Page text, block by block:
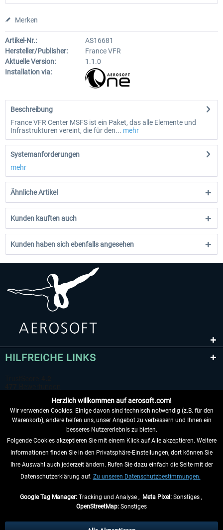
Merken
Artikel-Nr.:
AS16681
Hersteller/Publisher:
France VFR
Aktuelle Version:
1.1.0
Installation via:
Beschreibung
France VFR Center MSFS ist ein Paket, das alle Elemente und
Infrastrukturen vereint, die für den... mehr
Systemanforderungen
mehr
Ähnliche Artikel
Kunden kauften auch
Kunden haben sich ebenfalls angesehen
HILFREICHE LINKS
VERTRAG WIDERRUFEN
INFORMATIONEN
Herzlich willkommen auf aerosoft.com!
Wir verwenden Cookies. Einige davon sind technisch notwendig (z.B. für den
Warenkorb), andere helfen uns, unser Angebot zu verbessern und Ihnen ein
besseres Nutzererlebnis zu bieten.
Folgende Cookies akzeptieren Sie mit einem Klick auf Alle akzeptieren. Weitere
Informationen finden Sie in den Privatsphäre-Einstellungen, dort können Sie
Ihre Auswahl auch jederzeit ändern. Rufen Sie dazu einfach die Seite mit der
Datenschutzerklärung auf. Zu unseren Datenschutzbestimmungen.
Google Tag Manager:Tracking und Analyse , Meta Pixel:Sonstiges ,
OpenStreetMap: Sonstiges